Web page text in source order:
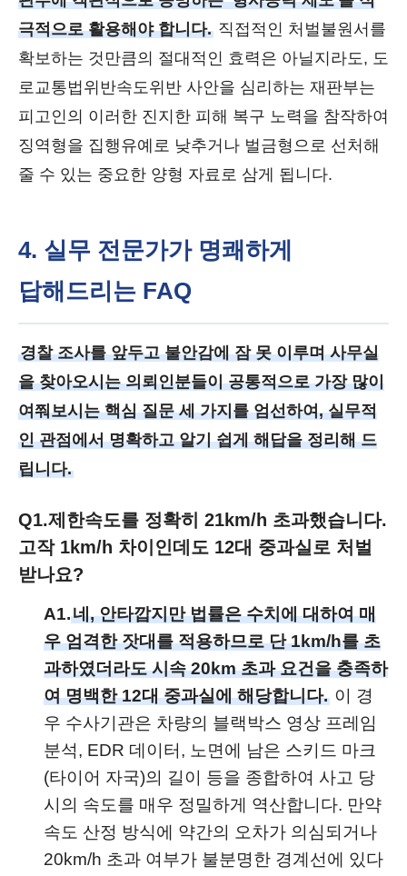
극적으로 활용해야 합니다. 직접적인 처벌불원서를
확보하는 것만큼의 절대적인 효력은 아닐지라도, 도
로교통법위반속도위반 사안을 심리하는 재판부는
피고인의 이러한 진지한 피해 복구 노력을 참작하여
징역형을 집행유예로 낮추거나 벌금형으로 선처해
줄 수 있는 중요한 양형 자료로 삼게 됩니다.
4. 실무 전문가가 명쾌하게
답해드리는 FAQ
경찰 조사를 앞두고 불안감에 잠 못 이루며 사무실
을 찾아오시는 의뢰인분들이 공통적으로 가장 많이
여쭤보시는 핵심 질문 세 가지를 엄선하여, 실무적
인 관점에서 명확하고 알기 쉽게 해답을 정리해 드
립니다.
Q1.제한속도를 정확히 21km/h 초과했습니다.
고작 1km/h 차이인데도 12대 중과실로 처벌
받나요?
A1.네, 안타깝지만 법률은 수치에 대하여 매
우 엄격한 잣대를 적용하므로 단 1km/h를 초
과하였더라도 시속 20km 초과 요건을 충족하
여 명백한 12대 중과실에 해당합니다. 이 경
우 수사기관은 차량의 블랙박스 영상 프레임
분석, EDR 데이터, 노면에 남은 스키드 마크
(타이어 자국)의 길이 등을 종합하여 사고 당
시의 속도를 매우 정밀하게 역산합니다. 만약
속도 산정 방식에 약간의 오차가 의심되거나
20km/h 초과 여부가 불분명한 경계선에 있다